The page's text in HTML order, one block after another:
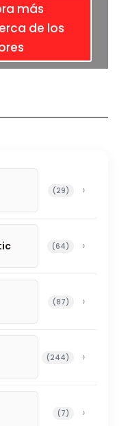
más
de los
2929 productos
6464 productos
8787 productos
244244 productos
77 productos